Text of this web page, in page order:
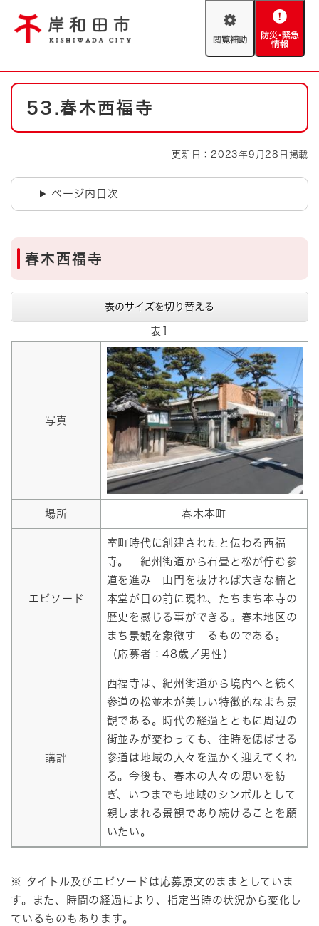
閲
助
防
緊
やさしい日本語
背景色変更 白 黒 青
防災・緊急情報
ハザードマップ AED設置箇所
本
53.春木西福寺
更新日：2023年9月28日掲載
ページ内目次
春木西福寺
表のサイズを切り替える
写真
場所 春木本町
エピソード
室町時代に創建されたと伝わる西福
寺。 紀州街道から石畳と松が佇む参
道を進み 山門を抜ければ大きな楠と
本堂が目の前に現れ、たちまち本寺の
歴史を感じる事ができる。春木地区の
まち景観を象徴す るものである。
（応募者：48歳／男性）
講評
西福寺は、紀州街道から境内へと続く
参道の松並木が美しい特徴的なまち景
観である。時代の経過とともに周辺の
街並みが変わっても、往時を偲ばせる
参道は地域の人々を温かく迎えてくれ
る。今後も、春木の人々の思いを紡
ぎ、いつまでも地域のシンボルとして
親しまれる景観であり続けることを願
いたい。
表1
※ タイトル及びエピソードは応募原文のままとしていま
す。また、時間の経過により、指定当時の状況から変化し
ているものもあります。